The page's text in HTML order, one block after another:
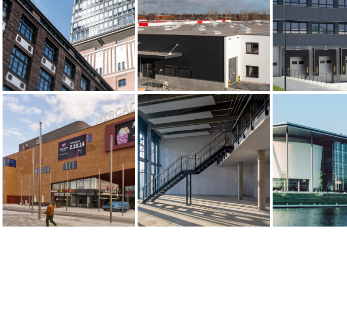
Oberbaum City, Berlin Airport Park I-III, Berlin
Meitner-
Einkaufszentrum
Mercaden, Böblingen
City Park, Düsseldorf Autostadt,